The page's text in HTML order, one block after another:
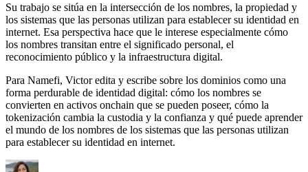
Su trabajo se sitúa en la intersección de los nombres, la propiedad y
los sistemas que las personas utilizan para establecer su identidad en
internet. Esa perspectiva hace que le interese especialmente cómo
los nombres transitan entre el significado personal, el
reconocimiento público y la infraestructura digital.
Para Namefi, Victor edita y escribe sobre los dominios como una
forma perdurable de identidad digital: cómo los nombres se
convierten en activos onchain que se pueden poseer, cómo la
tokenización cambia la custodia y la confianza y qué puede aprender
el mundo de los nombres de los sistemas que las personas utilizan
para establecer su identidad en internet.